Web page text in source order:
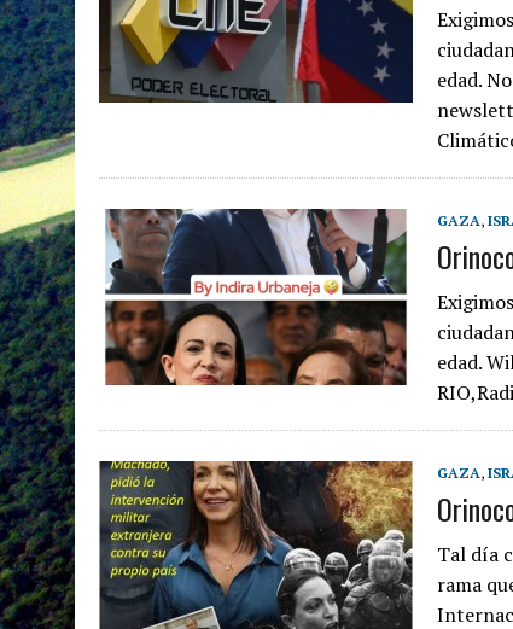
edad.
GAZA,
edad.
GAZA,
Tal día
rama